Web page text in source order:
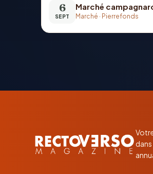
6
SEPT
Marché
Marché · Pierrefonds
dans